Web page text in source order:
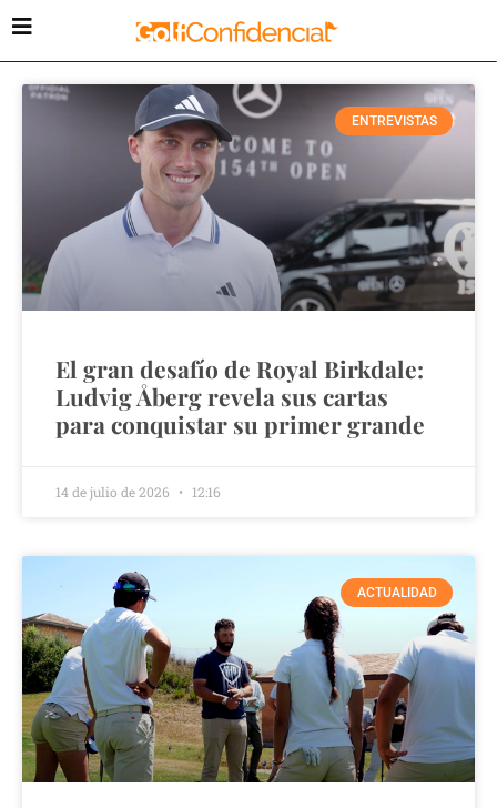
ENTREVISTAS
El gran desafío de Royal Birkdale:
Ludvig Åberg revela sus cartas
para conquistar su primer grande
14 de julio de 2026 12:16
ACTUALIDAD